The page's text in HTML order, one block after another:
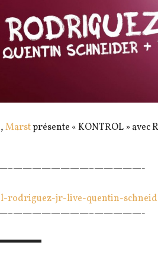
Marstprésente « KONTROL » avec
————————–—————-
rodriguez-jr-live-quentin-
————————–—————-